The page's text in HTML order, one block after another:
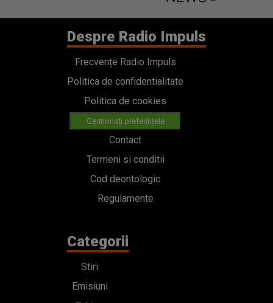
Despre Radio Impuls
Frecvențe Radio Impuls
Politica de confidentialitate
Politica de cookies
Gestionați preferințele
Contact
Termeni si conditii
Cod deontologic
Regulamente
Categorii
Stiri
Emisiuni